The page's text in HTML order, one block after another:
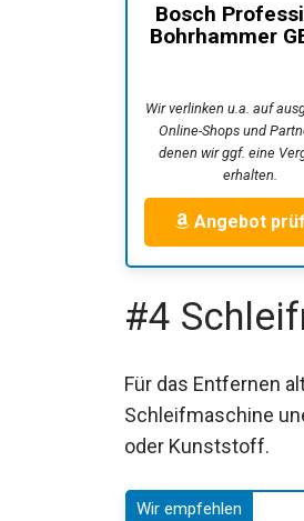
Bosch
Bohrhammer
Wir verlinken u.a. auf
Online-Shops und
denen wir ggf. eine
erhalten.
Angebot
#4
Für das Entfernen
Schleifmaschine
oder Kunststoff.